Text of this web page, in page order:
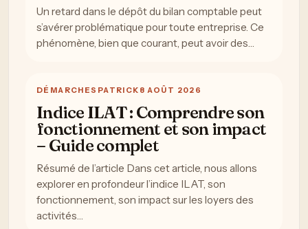
Un retard dans le dépôt du bilan comptable peut
s’avérer problématique pour toute entreprise. Ce
phénomène, bien que courant, peut avoir des…
DÉMARCHES PATRICK 8 AOÛT 2026
Indice ILAT : Comprendre son
fonctionnement et son impact
– Guide complet
Résumé de l’article Dans cet article, nous allons
explorer en profondeur l’indice ILAT, son
fonctionnement, son impact sur les loyers des
activités…